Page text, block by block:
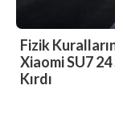
Fizik
Xiaomi SU7
Kırdı